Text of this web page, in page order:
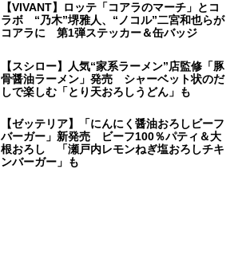
【VIVANT】ロッテ「コアラのマーチ」とコ
ラボ “乃木”堺雅人、“ノコル”二宮和也らが
コアラに 第1弾ステッカー＆缶バッジ
【スシロー】人気“家系ラーメン”店監修「豚
骨醤油ラーメン」発売 シャーベット状のだ
しで楽しむ「とり天おろしうどん」も
【ゼッテリア】「にんにく醤油おろしビーフ
バーガー」新発売 ビーフ100％パティ＆大
根おろし 「瀬戸内レモンねぎ塩おろしチキ
ンバーガー」も